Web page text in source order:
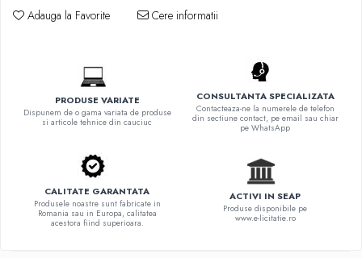
Adauga la Favorite Cere informatii
PRODUSE VARIATE
Dispunem de o gama variata de produse
si articole tehnice din cauciuc
CONSULTANTA SPECIALIZATA
Contacteaza-ne la numerele de telefon
din sectiune contact, pe email sau chiar
pe WhatsApp
CALITATE GARANTATA
Produsele noastre sunt fabricate in
Romania sau in Europa, calitatea
acestora fiind superioara.
ACTIVI IN SEAP
Produse disponibile pe
www.e-licitatie.ro